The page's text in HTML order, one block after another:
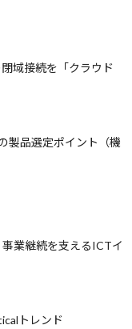
域接続を「クラウド
製品選定ポイント（機
事業継続を支えるICTイ
トレンド